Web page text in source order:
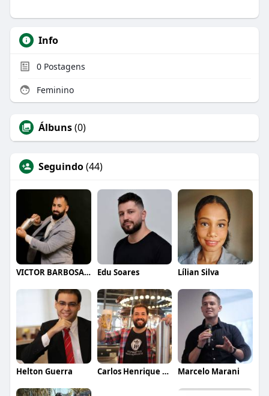
Info
0Postagens
Feminino
Álbuns(0)
Seguindo(44)
VICTOR BARBOSA QUARANTA Edu Soares Lílian Silva
Helton Guerra Carlos Henrique de Faria Vasconcelos Marcelo Marani